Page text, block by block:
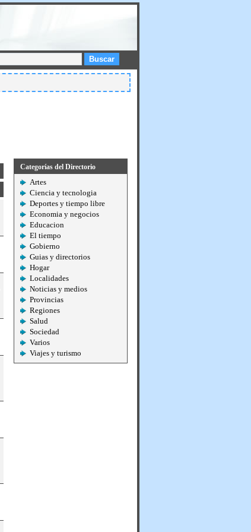
Buscar
Categorías del Directorio
Artes
Ciencia y tecnologia
Deportes y tiempo libre
Economia y negocios
Educacion
El tiempo
Gobierno
Guias y directorios
Hogar
Localidades
Noticias y medios
Provincias
Regiones
Salud
Sociedad
Varios
Viajes y turismo